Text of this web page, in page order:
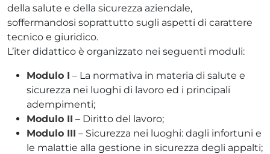
della salute e della sicurezza aziendale,
soffermandosi soprattutto sugli aspetti di carattere
tecnico e giuridico.
L’iter didattico è organizzato nei seguenti moduli:
Modulo I – La normativa in materia di salute e
sicurezza nei luoghi di lavoro ed i principali
adempimenti;
Modulo II – Diritto del lavoro;
Modulo III – Sicurezza nei luoghi: dagli infortuni e
le malattie alla gestione in sicurezza degli appalti;